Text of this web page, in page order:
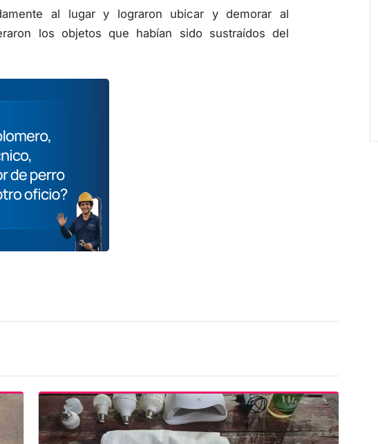
al lugar y lograron ubicar y demorar al
los objetos que habían sido sustraídos del